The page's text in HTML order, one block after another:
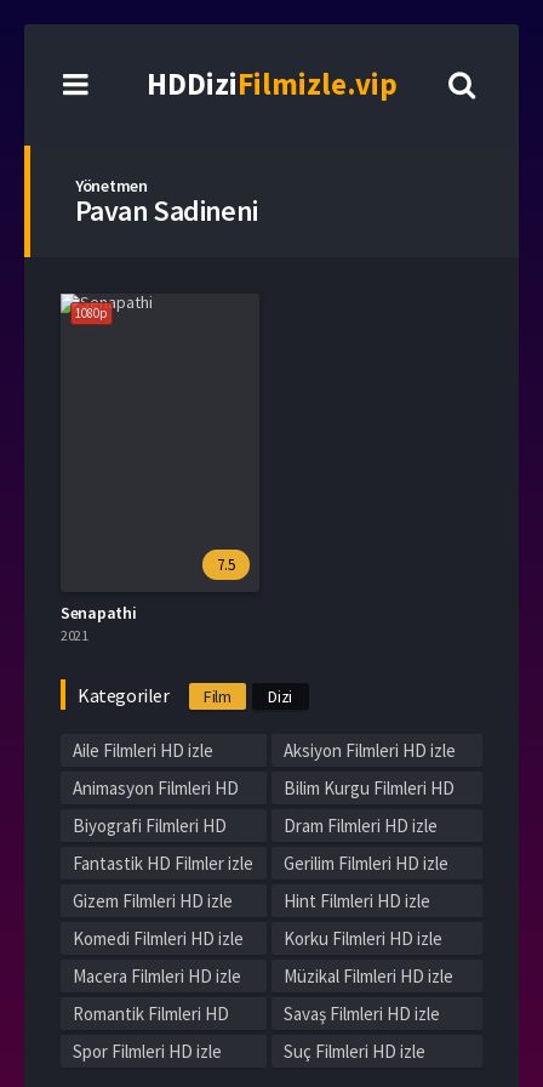
HDDiziFilmizle.vip
Yönetmen
Pavan Sadineni
1080p
7.5
Senapathi
2021
Kategoriler Film Dizi
Aile Filmleri HD izle
Aksiyon Filmleri HD izle
Animasyon Filmleri HD
izle
Bilim Kurgu Filmleri HD
izle
Biyografi Filmleri HD
izle
Dram Filmleri HD izle
Fantastik HD Filmler izle
Gerilim Filmleri HD izle
Gizem Filmleri HD izle
Hint Filmleri HD izle
Komedi Filmleri HD izle
Korku Filmleri HD izle
Macera Filmleri HD izle
Müzikal Filmleri HD izle
Romantik Filmleri HD
izle
Savaş Filmleri HD izle
Spor Filmleri HD izle
Suç Filmleri HD izle